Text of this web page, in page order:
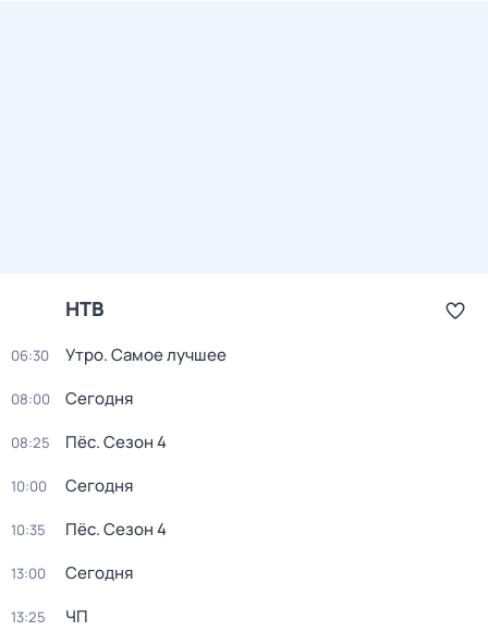
НТВ
06:30 Утро. Самое лучшее
08:00 Сегодня
08:25 Пёс. Сезон 4
10:00 Сегодня
10:35 Пёс. Сезон 4
13:00 Сегодня
13:25 ЧП